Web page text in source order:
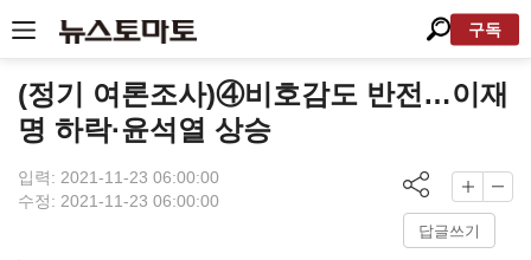
구독
(정기 여론조사)④비호감도 반전…이재
명 하락·윤석열 상승
입력: 2021-11-23 06:00:00
수정: 2021-11-23 06:00:00
답글쓰기